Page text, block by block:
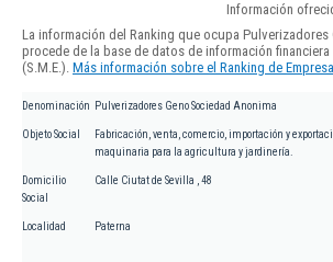
Información
La información del Ranking que ocupa Pulverizadores
procede de la base de datos de información financiera
(S.M.E.). Más información sobre el Ranking de
Denominación Pulverizadores Geno Sociedad Anonima
Objeto Social
Fabricación, venta, comercio, importación y
maquinaria para la agricultura y jardinería.
Domicilio
Social
Calle Ciutat de Sevilla , 48
Localidad Paterna